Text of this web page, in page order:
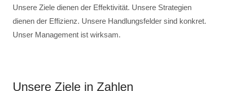
Unsere Ziele dienen der Effektivität. Unsere Strategien
dienen der Effizienz. Unsere Handlungsfelder sind konkret.
Unser Management ist wirksam.
Unsere Ziele in Zahlen